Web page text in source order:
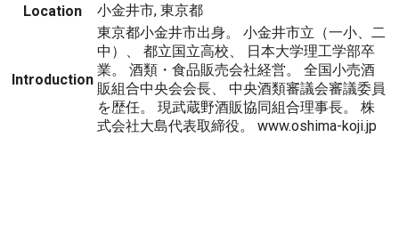
Location
小金井市, 東京都
Introduction
東京都小金井市出身。 小金井市立（一小、二
中）、 都立国立高校、 日本大学理工学部卒
業。 酒類・食品販売会社経営。 全国小売酒
販組合中央会会長、 中央酒類審議会審議委員
を歴任。 現武蔵野酒販協同組合理事長。 株
式会社大島代表取締役。 www.oshima-koji.jp